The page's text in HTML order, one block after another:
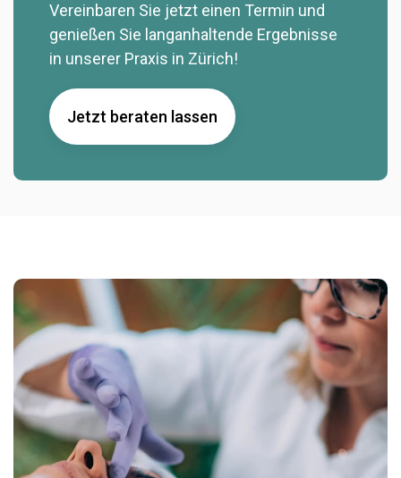
Vereinbaren Sie jetzt einen Termin und
genießen Sie langanhaltende Ergebnisse
in unserer Praxis in Zürich!
Jetzt beraten lassen